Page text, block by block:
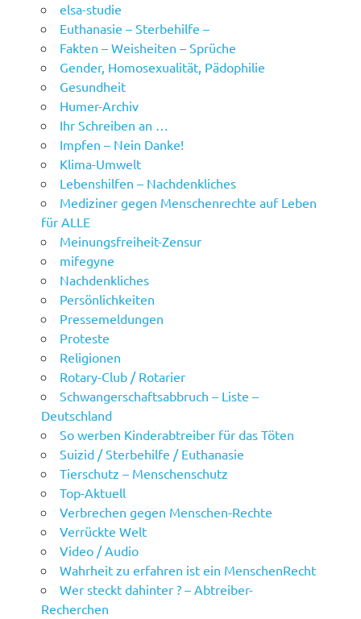
elsa-studie
Euthanasie – Sterbehilfe –
Fakten – Weisheiten – Sprüche
Gender, Homosexualität, Pädophilie
Gesundheit
Humer-Archiv
Ihr Schreiben an …
Impfen – Nein Danke!
Klima-Umwelt
Lebenshilfen – Nachdenkliches
Mediziner gegen Menschenrechte auf Leben
für ALLE
Meinungsfreiheit-Zensur
mifegyne
Nachdenkliches
Persönlichkeiten
Pressemeldungen
Proteste
Religionen
Rotary-Club / Rotarier
Schwangerschaftsabbruch – Liste –
Deutschland
So werben Kinderabtreiber für das Töten
Suizid / Sterbehilfe / Euthanasie
Tierschutz – Menschenschutz
Top-Aktuell
Verbrechen gegen Menschen-Rechte
Verrückte Welt
Video / Audio
Wahrheit zu erfahren ist ein MenschenRecht
Wer steckt dahinter ? – Abtreiber-
Recherchen